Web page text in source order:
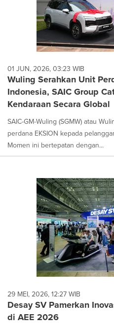
01 JUN, 2026, 03:23 WIB
Wuling Serahkan Unit
Indonesia, SAIC Group
Kendaraan Secara Global
SAIC-GM-Wuling (SGMW) atau
perdana EKSION kepada
Momen ini bertepatan dengan...
29 MEI, 2026, 12:27 WIB
Desay SV Pamerkan
di AEE 2026